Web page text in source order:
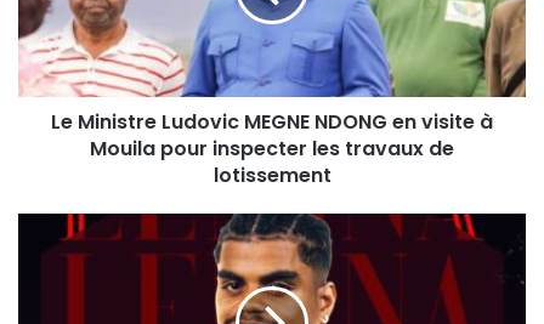
Le Ministre Ludovic MEGNE NDONG en visite à
Mouila pour inspecter les travaux de
lotissement